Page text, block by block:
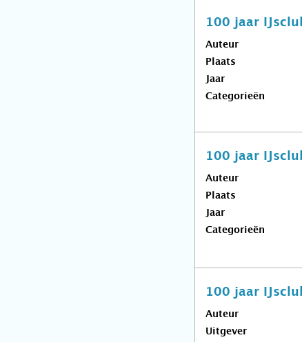
100 jaar
Auteur
Plaats
Jaar
Categorieën
100 jaar
Auteur
Plaats
Jaar
Categorieën
100 jaar
Auteur
Uitgever